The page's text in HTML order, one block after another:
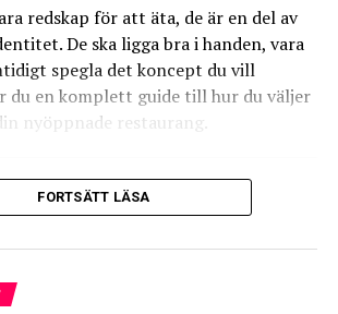
måste kunna levererahög värme
är för låg tar maten längre tid att
tempot i köket och försämrar
En professionell spis har starka
håller en stabil temperatur även vid
kapacitet
på hur många rätter du tillagar per
plattor du behöver använda
att ha lite för mycket kapacitet
redskap för att äta, de är en del av
De ska ligga bra i handen, vara
spegla det koncept du vill
du en komplett guide till hur du väljer
nyöppnade restaurang.
så viktiga i en
visar att gäster
på maten även utifrån bestickens
FORTSÄTT LÄSA